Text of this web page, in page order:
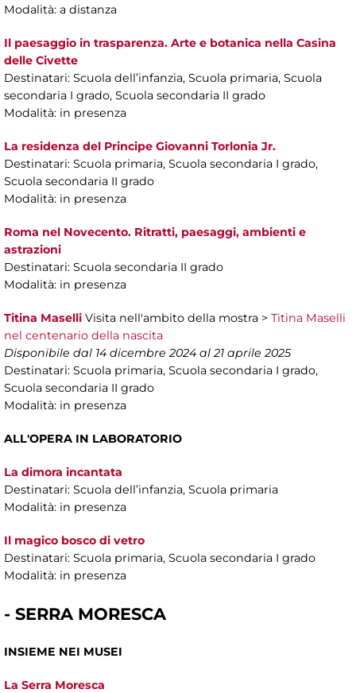
Modalità: a distanza
Il paesaggio in trasparenza. Arte e botanica nella Casina
delle Civette
Destinatari: Scuola dell’infanzia, Scuola primaria, Scuola
secondaria I grado, Scuola secondaria II grado
Modalità: in presenza
La residenza del Principe Giovanni Torlonia Jr.
Destinatari: Scuola primaria, Scuola secondaria I grado,
Scuola secondaria II grado
Modalità: in presenza
Roma nel Novecento. Ritratti, paesaggi, ambienti e
astrazioni
Destinatari: Scuola secondaria II grado
Modalità: in presenza
Titina Maselli Visita nell'ambito della mostra > Titina Maselli
nel centenario della nascita
Disponibile dal 14 dicembre 2024 al 21 aprile 2025
Destinatari: Scuola primaria, Scuola secondaria I grado,
Scuola secondaria II grado
Modalità: in presenza
ALL'OPERA IN LABORATORIO
La dimora incantata
Destinatari: Scuola dell’infanzia, Scuola primaria
Modalità: in presenza
Il magico bosco di vetro
Destinatari: Scuola primaria, Scuola secondaria I grado
Modalità: in presenza
- SERRA MORESCA
INSIEME NEI MUSEI
La Serra Moresca